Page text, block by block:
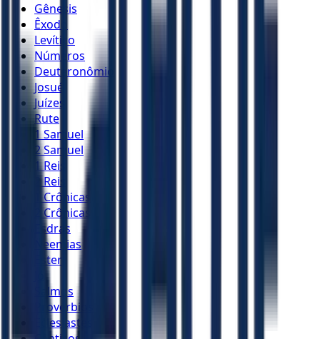
Gênesis
Êxodo
Levítico
Números
Deuteronômio
Josué
Juízes
Rute
1 Samuel
2 Samuel
1 Reis
2 Reis
1 Crônicas
2 Crônicas
Esdras
Neemias
Ester
Salmos
Provérbios
Eclesiastes